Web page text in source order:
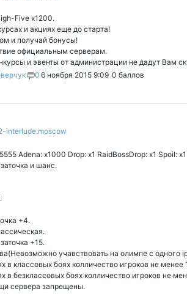
Five x1200.
и акциях еще до старта!
и получай бонусы!
официальным серверам.
и эвенты от администрации не дадут Вам
0 6 ноября 2015 9:09 0 баллов
interlude.moscow
Adena: x1000 Drop: x1 RaidBossDrop: x1 Spoil: x1
и шанс.
+4.
+15.
учавствовать на олимпе с одного
в классовых боях колличество игроков не менее
в безклассовых боях колличество игроков не
сервера запрещены.